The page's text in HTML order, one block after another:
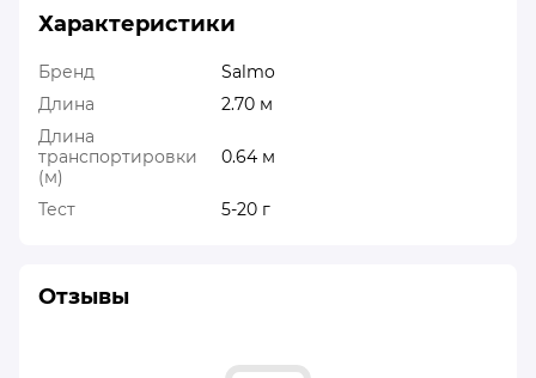
Характеристики
Бренд
Salmo
Длина
2.70 м
Длина
транспортировки
(м)
0.64 м
Тест 5-20 г
Отзывы